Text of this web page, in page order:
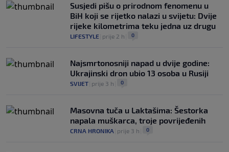
Susjedi pišu o prirodnom fenomenu u
BiH koji se rijetko nalazi u svijetu: Dvije
rijeke kilometrima teku jedna uz drugu
LIFESTYLE prije 2 h 0
Najsmrtonosniji napad u dvije godine:
Ukrajinski dron ubio 13 osoba u Rusiji
SVIJET prije 3 h 0
Masovna tuča u Laktašima: Šestorka
napala muškarca, troje povrijeđenih
CRNA HRONIKA prije 3 h 0